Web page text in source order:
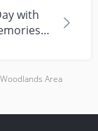
with
Area